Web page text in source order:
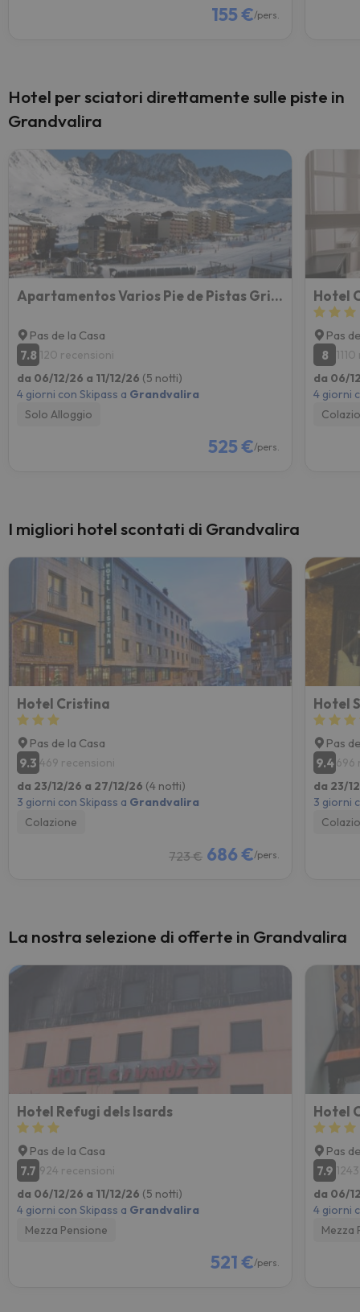
155 €/pers.
Hotel per sciatori direttamente sulle piste in
Grandvalira
Apartamentos Varios Pie de Pistas Grifovacances
Pas de la Casa
7.8 120 recensioni
da 06/12/26 a 11/12/26 (5 notti)
4 giorni con Skipass a Grandvalira
Solo Alloggio
525 €/pers.
Hotel
Pas
8
da 06/
4 giorni
I migliori hotel scontati di Grandvalira
Hotel Cristina
Pas de la Casa
9.3 469 recensioni
da 23/12/26 a 27/12/26 (4 notti)
3 giorni con Skipass a Grandvalira
Colazione
723 € 686 €/pers.
Hotel
Pas
9.4696
da 23/
3 giorni
La nostra selezione di offerte in Grandvalira
Hotel Refugi dels Isards
Pas de la Casa
7.7 924 recensioni
da 06/12/26 a 11/12/26 (5 notti)
4 giorni con Skipass a Grandvalira
Mezza Pensione
521 €/pers.
Hotel
Pas
7.9
da 06/
4 giorni
Mezza